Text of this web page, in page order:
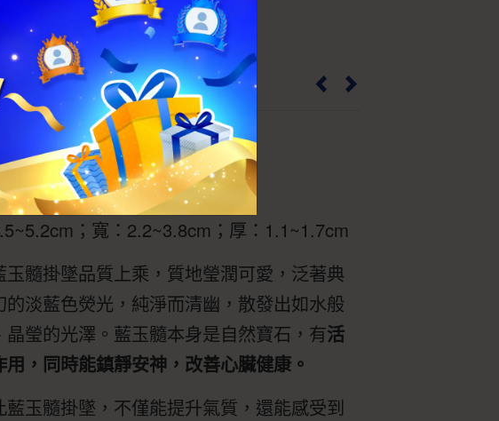
玉髓掛墜（中）- 福豆
： AM202202F09IB0002M_SL05
克重 ≥ 13-19g
；寬：2.2~3.8cm；厚：1.1~1.7cm
玉髓掛墜品質上乘，質地瑩潤可愛，泛著典
的淡藍色熒光，純淨而清幽，散發出如水般
晶瑩的光澤。藍玉髓本身是自然寶石，有活
用，同時能鎮靜安神，改善心臟健康。
藍玉髓掛墜，不僅能提升氣質，還能感受到